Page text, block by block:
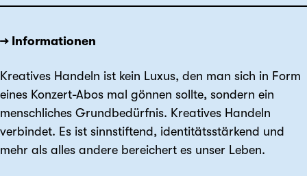
→ Informationen
Kreatives Handeln ist kein Luxus, den man sich in Form
eines Konzert-Abos mal gönnen sollte, sondern ein
menschliches Grund­bedürfnis. Kreatives Handeln
verbindet. Es ist sinn­stiftend, identitäts­stärkend und
mehr als alles andere bereichert es unser Leben.